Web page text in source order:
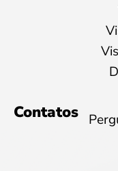
Contatos